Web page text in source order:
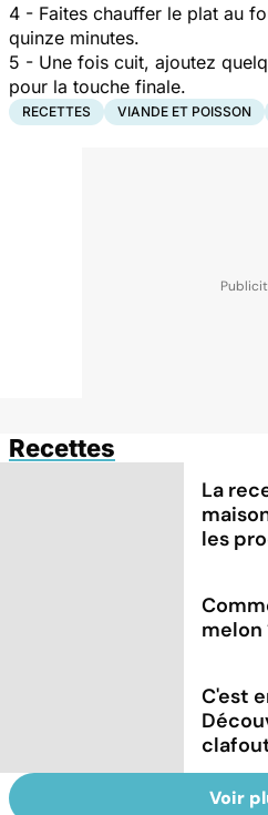
4 - Faites chauffer le plat au
quinze minutes.
5 - Une fois cuit, ajoutez
pour la touche finale.
RECETTES VIANDE ET POISSON
Recettes
La
les
melon
C'est
Voir